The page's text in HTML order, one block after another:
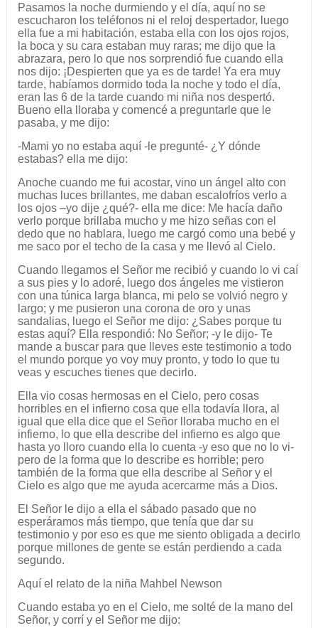
Pasamos la noche durmiendo y el día, aquí no se
escucharon los teléfonos ni el reloj despertador, luego
ella fue a mi habitación, estaba ella con los ojos rojos,
la boca y su cara estaban muy raras; me dijo que la
abrazara, pero lo que nos sorprendió fue cuando ella
nos dijo: ¡Despierten que ya es de tarde! Ya era muy
tarde, habíamos dormido toda la noche y todo el día,
eran las 6 de la tarde cuando mi niña nos despertó.
Bueno ella lloraba y comencé a preguntarle que le
pasaba, y me dijo:
-Mami yo no estaba aquí -le pregunté- ¿Y dónde
estabas? ella me dijo:
Anoche cuando me fui acostar, vino un ángel alto con
muchas luces brillantes, me daban escalofríos verlo a
los ojos –yo dije ¿qué?- ella me dice: Me hacía daño
verlo porque brillaba mucho y me hizo señas con el
dedo que no hablara, luego me cargó como una bebé y
me saco por el techo de la casa y me llevó al Cielo.
Cuando llegamos el Señor me recibió y cuando lo vi caí
a sus pies y lo adoré, luego dos ángeles me vistieron
con una túnica larga blanca, mi pelo se volvió negro y
largo; y me pusieron una corona de oro y unas
sandalias, luego el Señor me dijo: ¿Sabes porque tu
estas aquí? Ella respondió: No Señor; -y le dijo- Te
mande a buscar para que lleves este testimonio a todo
el mundo porque yo voy muy pronto, y todo lo que tu
veas y escuches tienes que decirlo.
Ella vio cosas hermosas en el Cielo, pero cosas
horribles en el infierno cosa que ella todavía llora, al
igual que ella dice que el Señor lloraba mucho en el
infierno, lo que ella describe del infierno es algo que
hasta yo lloro cuando ella lo cuenta -y eso que no lo vi-
pero de la forma que lo describe es horrible; pero
también de la forma que ella describe al Señor y el
Cielo es algo que me ayuda acercarme más a Dios.
El Señor le dijo a ella el sábado pasado que no
esperáramos más tiempo, que tenía que dar su
testimonio y por eso es que me siento obligada a decirlo
porque millones de gente se están perdiendo a cada
segundo.
Aquí el relato de la niña Mahbel Newson
Cuando estaba yo en el Cielo, me solté de la mano del
Señor, y corrí y el Señor me dijo: